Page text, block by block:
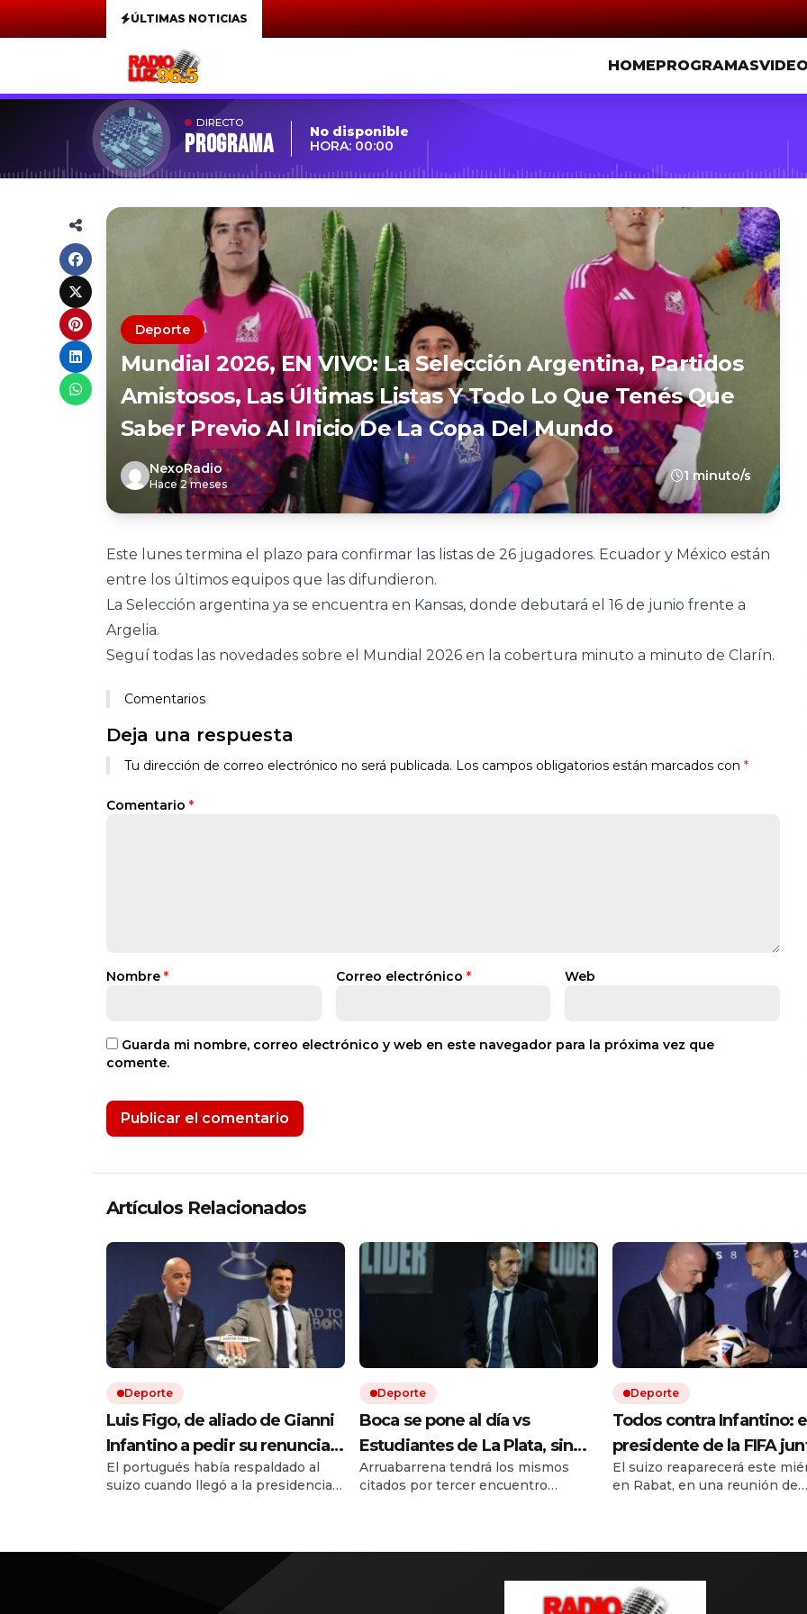
ÚLTIMAS NOTICIAS
HOMEPROGRAMAS
DIRECTO
Programa
No disponible
HORA: 00:00
Deporte
Mundial 2026, EN VIVO: La Selección Argentina, Partidos
Amistosos, Las Últimas Listas Y Todo Lo Que Tenés Que
Saber Previo Al Inicio De La Copa Del Mundo
NexoRadio
Hace 2 meses
1 minuto/s
Este lunes termina el plazo para confirmar las listas de 26 jugadores. Ecuador y México están
entre los últimos equipos que las difundieron.
La Selección argentina ya se encuentra en Kansas, donde debutará el 16 de junio frente a
Argelia.
Seguí todas las novedades sobre el Mundial 2026 en la cobertura minuto a minuto de Clarín.
Comentarios
Deja una respuesta
Tu dirección de correo electrónico no será publicada. Los campos obligatorios están marcados con *
Comentario *
Nombre * Correo electrónico * Web
Guarda mi nombre, correo electrónico y web en este navegador para la próxima vez que
comente.
Artículos Relacionados
Deporte
Luis Figo, de aliado de Gianni
Infantino a pedir su renuncia:
la durísima carta que sacude a
la FIFA
El portugués había respaldado al
suizo cuando llegó a la presidencia
Allí lo acusa de una gestión egoísta y
Deporte
Boca se pone al día vs
Estudiantes de La Plata, sin
Muslera, y busca su primera
victoria en el Torneo Clausura:
Arruabarrena tendrá los mismos
citados por tercer encuentro
Deporte
Todos contra Infantino:
presidente de la FIFA
fuerzas en Marruecos,
sedes del Mundial 2026
El suizo reaparecerá este
en Rabat, en una reunión de